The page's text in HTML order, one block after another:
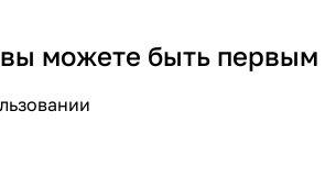
вы можете быть первым